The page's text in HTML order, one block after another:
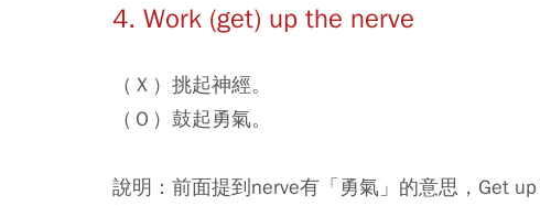
4. Work (get) up the nerve
（Ｘ）挑起神經。
（Ｏ）鼓起勇氣。
說明：前面提到nerve有「勇氣」的意思，Get